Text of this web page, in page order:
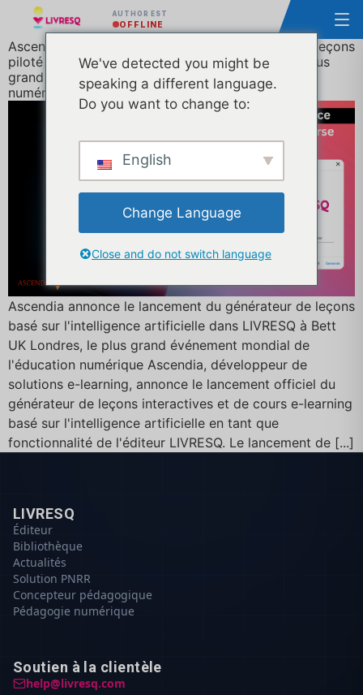
AUTHOR EST
OFFLINE
Ascendia annonce le lancement du générateur de leçons
piloté par l'IA de LIVRESQ à Bett UK Londres, le plus
grand événement mondial consacré à l'éducation
numérique.
Ascendia annonce le lancement du générateur de leçons
basé sur l'intelligence artificielle dans LIVRESQ à Bett
UK Londres, le plus grand événement mondial de
l'éducation numérique Ascendia, développeur de
solutions e-learning, annonce le lancement officiel du
générateur de leçons interactives et de cours e-learning
basé sur l'intelligence artificielle en tant que
fonctionnalité de l'éditeur LIVRESQ. Le lancement de [...]
LIVRESQ
Éditeur
Bibliothèque
Actualités
Solution PNRR
Concepteur pédagogique
Pédagogie numérique
Soutien à la clientèle
help@livresq.com
We've detected you might be
speaking a different language.
Do you want to change to:
English
Change Language
Close and do not switch language